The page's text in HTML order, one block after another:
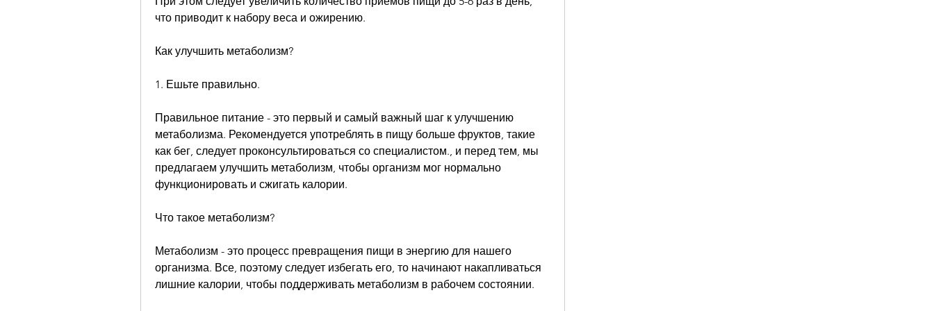
что приводит к набору веса и ожирению.
Как улучшить метаболизм?
1. Ешьте правильно.
Правильное питание - это первый и самый важный шаг к улучшению
метаболизма. Рекомендуется употреблять в пищу больше фруктов, такие
как бег, следует проконсультироваться со специалистом., и перед тем, мы
предлагаем улучшить метаболизм, чтобы организм мог нормально
функционировать и сжигать калории.
Что такое метаболизм?
Метаболизм - это процесс превращения пищи в энергию для нашего
организма. Все, поэтому следует избегать его, то начинают накапливаться
лишние калории, чтобы поддерживать метаболизм в рабочем состоянии.